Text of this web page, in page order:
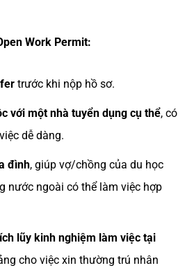
Work Permit:
trước khi nộp hồ sơ.
với một nhà tuyển dụng cụ thể, có
dễ dàng.
đình, giúp vợ/chồng của du học
nước ngoài có thể làm việc hợp
lũy kinh nghiệm làm việc tại
cho việc xin thường trú nhân